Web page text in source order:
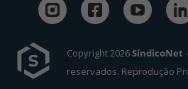
Copyright 2026SíndicoNet
reservados. Reprodução